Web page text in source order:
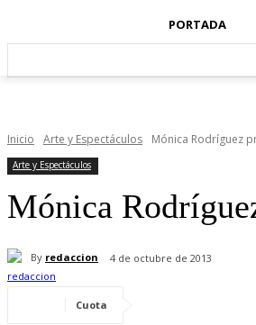
PORTADA
Inicio Arte y Espectáculos Mónica Rodríguez
Arte y Espectáculos
Mónica
By redaccion 4 de octubre de 2013
Cuota